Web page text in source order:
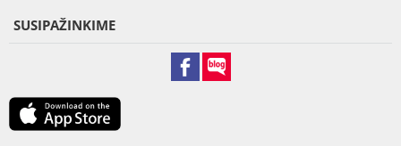
SUSIPAŽINKIME